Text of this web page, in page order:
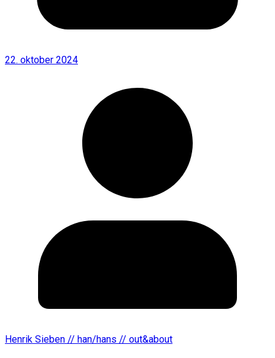
22. oktober 2024
Henrik Sieben // han/hans // out&about